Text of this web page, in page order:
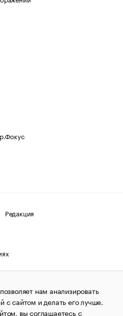
Редакция
соблюдении авторских прав
1995–2026.Сообщения
агентства «РБК»
службой по надзору в сфере
нам анализировать
с сайтом и делать его лучше.
вы соглашаетесь с